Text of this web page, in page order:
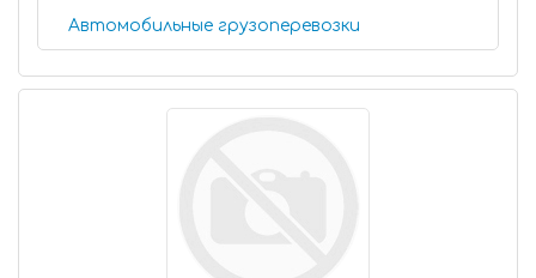
Автомобильные грузоперевозки